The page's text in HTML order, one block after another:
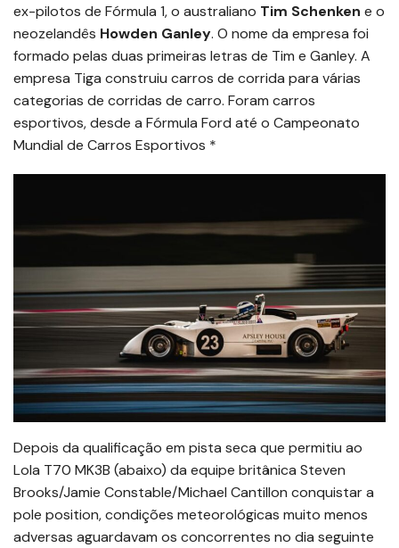
ex-pilotos de Fórmula 1, o australiano Tim Schenken e o
neozelandês Howden Ganley. O nome da empresa foi
formado pelas duas primeiras letras de Tim e Ganley. A
empresa Tiga construiu carros de corrida para várias
categorias de corridas de carro. Foram carros
esportivos, desde a Fórmula Ford até o Campeonato
Mundial de Carros Esportivos *
Depois da qualificação em pista seca que permitiu ao
Lola T70 MK3B (abaixo) da equipe britânica Steven
Brooks/Jamie Constable/Michael Cantillon conquistar a
pole position, condições meteorológicas muito menos
adversas aguardavam os concorrentes no dia seguinte